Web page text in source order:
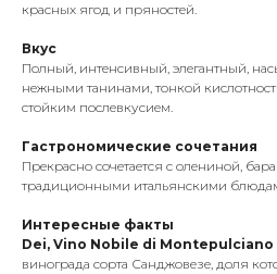
красных ягод и пряностей.
Вкус
Полный, интенсивный, элегантный,
нежными танинами, тонкой
стойким послевкусием.
Гастрономические сочетания
Прекрасно сочетается с олениной,
традиционными итальянскими
Интересные факты
Dei, Vino Nobile di Montepulciano
винограда сорта Санджовезе, доля